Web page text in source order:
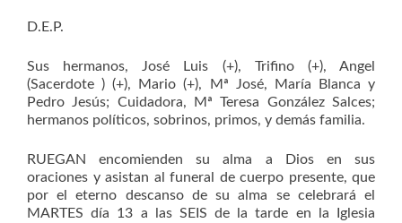
D.E.P.
Sus hermanos, José Luis (+), Trifino (+), Angel
(Sacerdote ) (+), Mario (+), Mª José, María Blanca y
Pedro Jesús; Cuidadora, Mª Teresa González Salces;
hermanos políticos, sobrinos, primos, y demás familia.
RUEGAN encomienden su alma a Dios en sus
oraciones y asistan al funeral de cuerpo presente, que
por el eterno descanso de su alma se celebrará el
MARTES día 13 a las SEIS de la tarde en la Iglesia